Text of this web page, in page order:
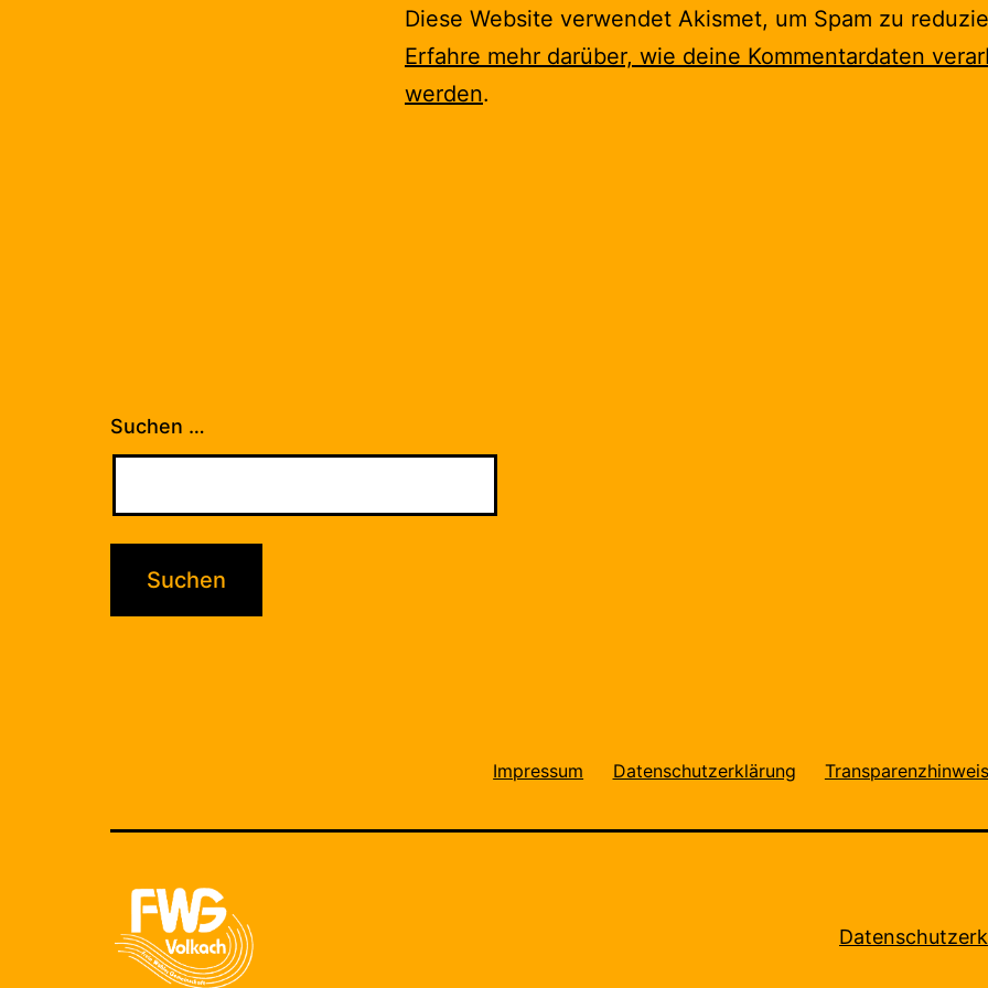
Diese Website verwendet Akismet, um Spam zu
Erfahre mehr darüber, wie deine Kommentardaten
werden.
Suchen …
Impressum Datenschutzerklärung Transparenzhinweis